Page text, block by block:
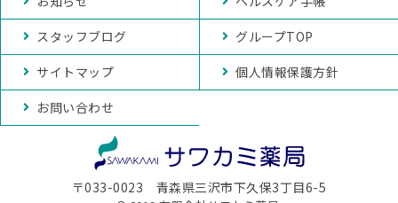
スタッフブログ
グループTOP
サイトマップ
個人情報保護方針
お問い合わせ
〒033-0023 青森県三沢市下久保3丁目6-5